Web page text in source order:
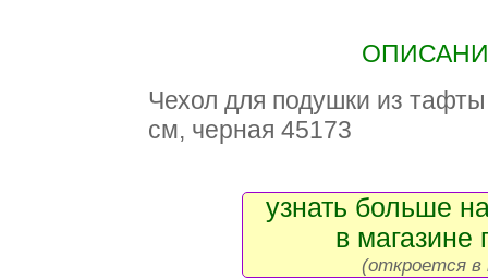
Чехол для подушки из
см, черная 45173
узнать больше
в магазине
(откроется в